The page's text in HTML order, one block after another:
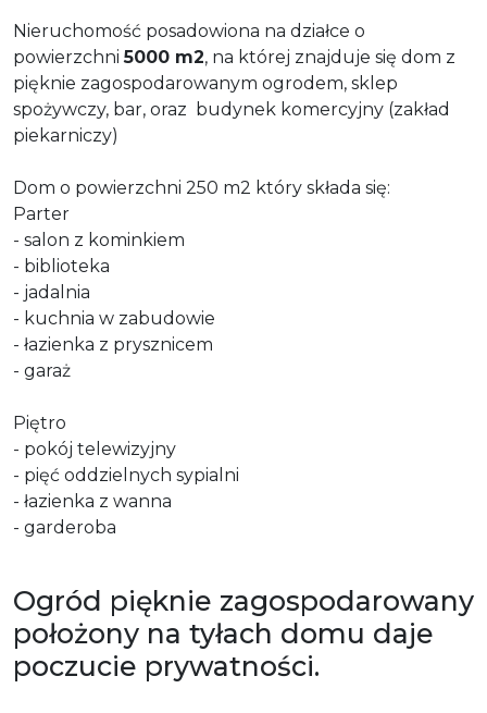
Nieruchomość posadowiona na działce o
powierzchni5000 m2, na której znajduje się dom z
pięknie zagospodarowanym ogrodem, sklep
spożywczy, bar, oraz budynek komercyjny (zakład
piekarniczy)
Dom o powierzchni 250 m2 który składa się:
Parter
- salon z kominkiem
- biblioteka
- jadalnia
- kuchnia w zabudowie
- łazienka z prysznicem
- garaż
Piętro
- pokój telewizyjny
- pięć oddzielnych sypialni
- łazienka z wanna
- garderoba
Ogród pięknie zagospodarowany
położony na tyłach domu daje
poczucie prywatności.